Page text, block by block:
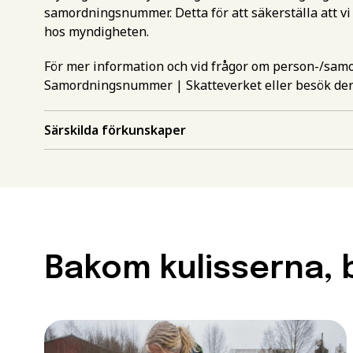
samordningsnummer. Detta för att säkerställa att
hos myndigheten.
För mer information och vid frågor om person-/
Samordningsnummer | Skatteverketeller besök
Särskilda förkunskaper
Bakom
Gör en
Förnamn*
För att kunna söka till
måste ha en